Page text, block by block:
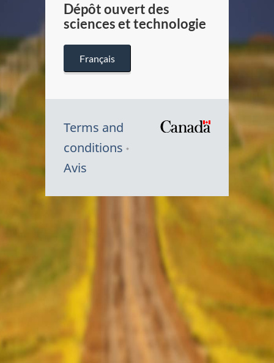
Dépôt ouvert des
sciences et technologie
Français
Terms and
conditions
Avis
Symbole
Canada